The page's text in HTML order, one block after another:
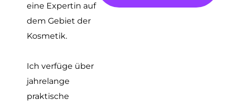
eine Expertin auf
dem Gebiet der
Kosmetik.
Ich verfüge über
jahrelange
praktische